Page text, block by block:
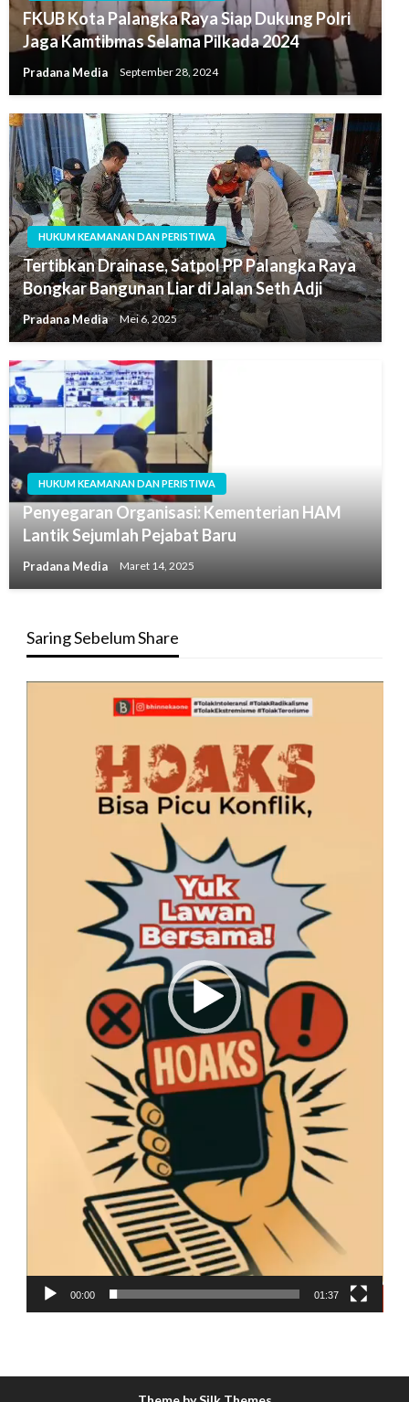
FKUB Kota Palangka Raya Siap Dukung Polri
Jaga Kamtibmas Selama Pilkada 2024
Pradana Media September 28, 2024
HUKUM KEAMANAN DAN PERISTIWA
Tertibkan Drainase, Satpol PP Palangka Raya
Bongkar Bangunan Liar di Jalan Seth Adji
Pradana Media Mei 6, 2025
HUKUM KEAMANAN DAN PERISTIWA
Penyegaran Organisasi: Kementerian HAM
Lantik Sejumlah Pejabat Baru
Pradana Media Maret 14, 2025
Saring Sebelum Share
00:00 01:37